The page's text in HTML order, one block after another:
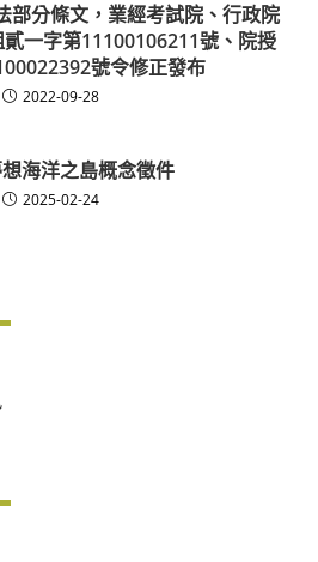
部分條文，業經考試院、行政院
一字第11100106211號、院授
號令修正發布
2022-09-28
海洋之島概念徵件
2025-02-24